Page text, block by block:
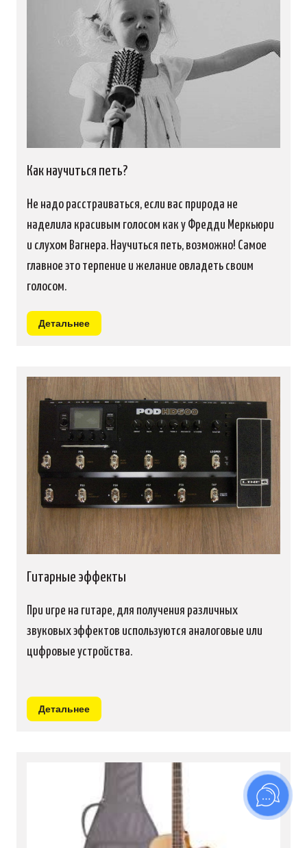
Как научиться петь?
Не надо расстраиваться, если вас природа не
наделила красивым голосом как у Фредди Меркьюри
и слухом Вагнера. Научиться петь, возможно! Самое
главное это терпение и желание овладеть своим
голосом.
Детальнее
Гитарные эффекты
При игре на гитаре, для получения различных
звуковых эффектов используются аналоговые или
цифровые устройства.
Детальнее